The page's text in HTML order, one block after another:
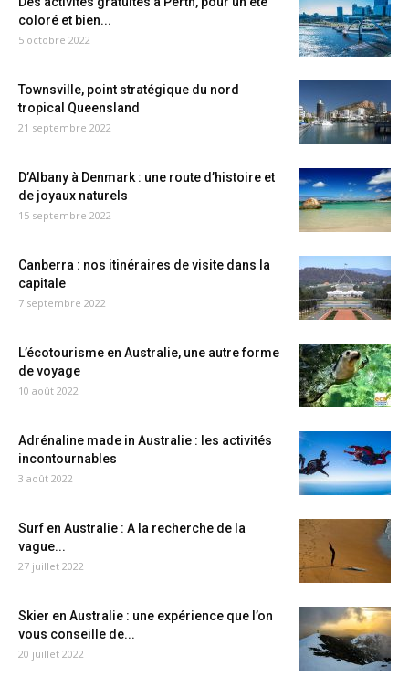
coloré et bien...
5 octobre 2022
Townsville, point stratégique du nord
tropical Queensland
21 septembre 2022
D’Albany à Denmark : une route d’histoire et
de joyaux naturels
15 septembre 2022
Canberra : nos itinéraires de visite dans la
capitale
7 septembre 2022
L’écotourisme en Australie, une autre forme
de voyage
10 août 2022
Adrénaline made in Australie : les activités
incontournables
3 août 2022
Surf en Australie : A la recherche de la
vague...
27 juillet 2022
Skier en Australie : une expérience que l’on
vous conseille de...
20 juillet 2022